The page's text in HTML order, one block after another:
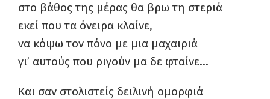
στο βάθος της μέρας θα βρω τη στεριά
εκεί που τα όνειρα κλαίνε,
να κόψω τον πόνο με μια μαχαιριά
γι’ αυτούς που ριγούν μα δε φταίνε…
Και σαν στολιστείς δειλινή ομορφιά